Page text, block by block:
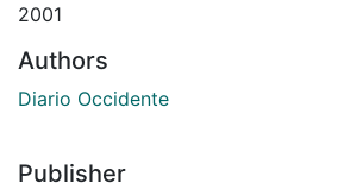
2001
Authors
Diario Occidente
Publisher